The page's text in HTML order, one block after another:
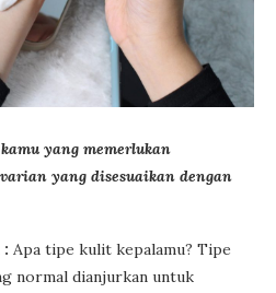
yang memerlukan
yang disesuaikan dengan
Apa tipe kulit kepalamu? Tipe
normal dianjurkan untuk